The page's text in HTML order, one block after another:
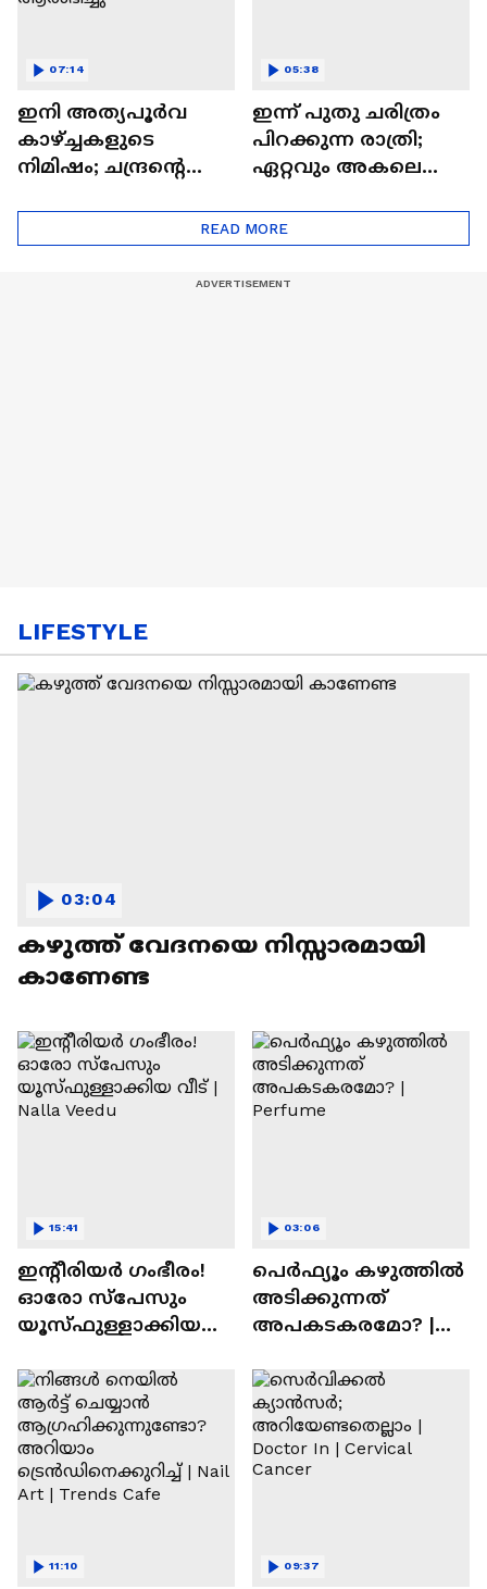
ഇനി അത്യപൂര്‍വ
കാഴ്ച്ചകളുടെ
നിമിഷം; ചന്ദ്രന്റെ
ഒറിയോണിന്റെ യാത്ര
ആരംഭിച്ചു
07:14
ഇന്ന് പുതു ചരിത്രം
പിറക്കുന്ന രാത്രി;
ഏറ്റവും അകലെ
05:38
READ MORE
LIFESTYLE
കഴുത്ത് വേദനയെ നിസ്സാരമായി
കാണേണ്ട
03:04
ഇന്റീരിയർ ഗംഭീരം!
ഓരോ സ്‌പേസും
യൂസ്ഫുള്ളാക്കിയ
15:41
പെർഫ്യൂം കഴുത്തിൽ
അടിക്കുന്നത്
അപകടകരമോ? |
03:06
11:10 09:37